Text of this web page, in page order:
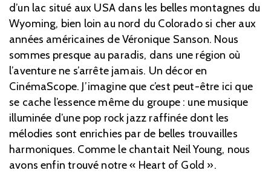
d’un lac situé aux USA dans les belles montagnes du
Wyoming, bien loin au nord du Colorado si cher aux
années américaines de Véronique Sanson. Nous
sommes presque au paradis, dans une région où
l’aventure ne s’arrête jamais. Un décor en
CinémaScope. J’imagine que c’est peut-être ici que
se cache l’essence même du groupe : une musique
illuminée d’une pop rock jazz raffinée dont les
mélodies sont enrichies par de belles trouvailles
harmoniques. Comme le chantait Neil Young, nous
avons enfin trouvé notre « Heart of Gold ».